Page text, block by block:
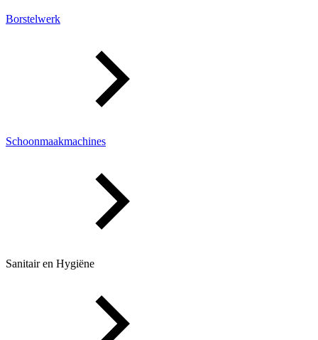
Borstelwerk
Schoonmaakmachines
Sanitair en Hygiëne